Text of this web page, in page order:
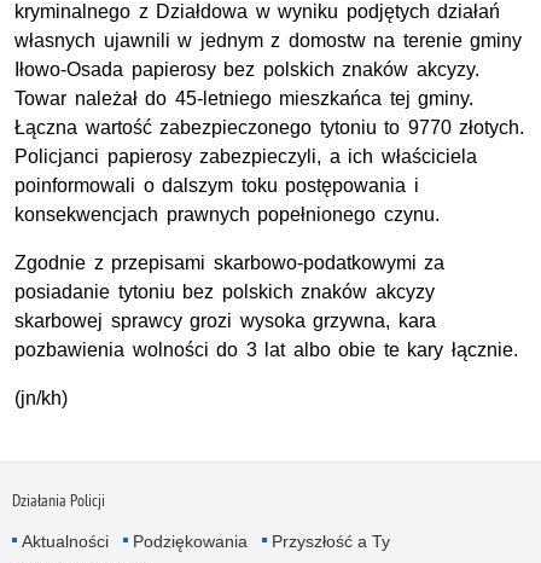
kryminalnego z Działdowa w wyniku podjętych działań
własnych ujawnili w jednym z domostw na terenie gminy
Iłowo-Osada papierosy bez polskich znaków akcyzy.
Towar należał do 45-letniego mieszkańca tej gminy.
Łączna wartość zabezpieczonego tytoniu to 9770 złotych.
Policjanci papierosy zabezpieczyli, a ich właściciela
poinformowali o dalszym toku postępowania i
konsekwencjach prawnych popełnionego czynu.
Zgodnie z przepisami skarbowo-podatkowymi za
posiadanie tytoniu bez polskich znaków akcyzy
skarbowej sprawcy grozi wysoka grzywna, kara
pozbawienia wolności do 3 lat albo obie te kary łącznie.
(jn/kh)
Działania Policji
Aktualności Podziękowania
Przyszłość a Ty